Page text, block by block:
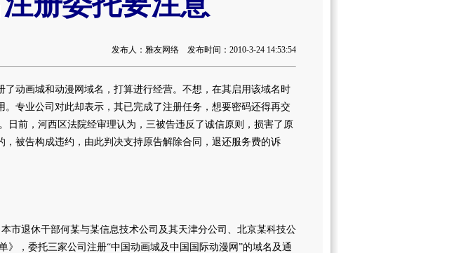
发布人：雅友网络 发布时间：2010-3-24 14:53:54
动画城和动漫网域名，打算进行经营。不想，在其启用该域名时
。专业公司对此却表示，其已完成了注册任务，想要密码还得再交
日前，河西区法院经审理认为，三被告违反了诚信原则，损害了原
，被告构成违约，由此判决支持原告解除合同，退还服务费的诉
退休干部何某与某信息技术公司及其天津分公司、北京某科技公
》，委托三家公司注册“中国动画城及中国国际动漫网”的域名及通